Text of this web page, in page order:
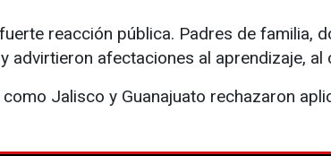
reacción pública. Padres de familia,
advirtieron afectaciones al aprendizaje,
Jalisco y Guanajuato rechazaron